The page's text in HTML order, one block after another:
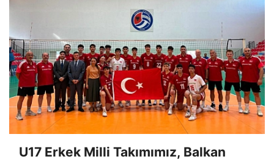
U17 Erkek Milli Takımımız, Balkan